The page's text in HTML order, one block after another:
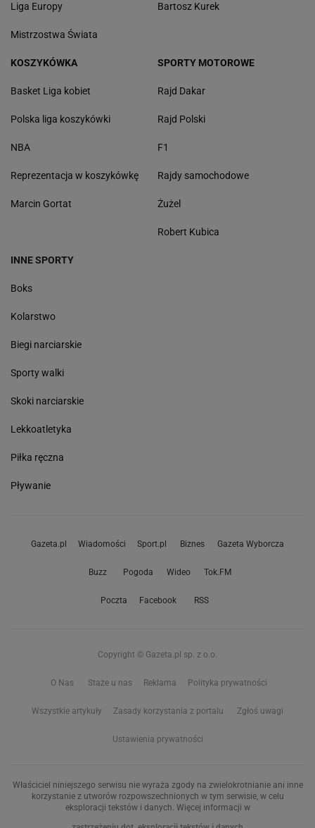
Liga Europy
Mistrzostwa Świata
Bartosz Kurek
KOSZYKÓWKA
Basket Liga kobiet
Polska liga koszykówki
NBA
Reprezentacja w koszykówkę
Marcin Gortat
SPORTY MOTOROWE
Rajd Dakar
Rajd Polski
F1
Rajdy samochodowe
Żużel
Robert Kubica
INNE SPORTY
Boks
Kolarstwo
Biegi narciarskie
Sporty walki
Skoki narciarskie
Lekkoatletyka
Piłka ręczna
Pływanie
Gazeta.pl Wiadomości Sport.pl Biznes Gazeta Wyborcza
Buzz Pogoda Wideo Tok.FM
Poczta Facebook RSS
Copyright © Gazeta.pl sp. z o.o.
O Nas Staże u nas Reklama Polityka prywatności
Wszystkie artykuły Zasady korzystania z portalu Zgłoś uwagi
Ustawienia prywatności
Właściciel niniejszego serwisu nie wyraża zgody na zwielokrotnianie ani inne
korzystanie z utworów rozpowszechnionych w tym serwisie, w celu
eksploracji tekstów i danych. Więcej informacji w